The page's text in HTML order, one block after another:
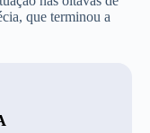
que terminou a